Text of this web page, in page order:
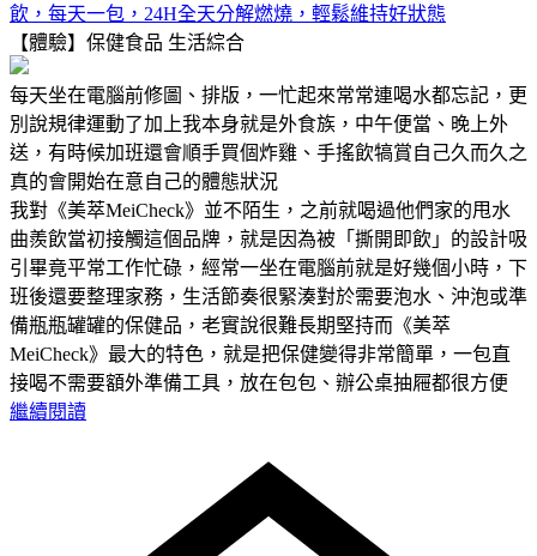
飲，每天一包，24H全天分解燃燒，輕鬆維持好狀態
【體驗】保健食品 生活綜合
每天坐在電腦前修圖、排版，一忙起來常常連喝水都忘記，更
別說規律運動了加上我本身就是外食族，中午便當、晚上外
送，有時候加班還會順手買個炸雞、手搖飲犒賞自己久而久之
真的會開始在意自己的體態狀況
我對《美萃MeiCheck》並不陌生，之前就喝過他們家的甩水
曲羨飲當初接觸這個品牌，就是因為被「撕開即飲」的設計吸
引畢竟平常工作忙碌，經常一坐在電腦前就是好幾個小時，下
班後還要整理家務，生活節奏很緊湊對於需要泡水、沖泡或準
備瓶瓶罐罐的保健品，老實說很難長期堅持而《美萃
MeiCheck》最大的特色，就是把保健變得非常簡單，一包直
接喝不需要額外準備工具，放在包包、辦公桌抽屜都很方便
繼續閱讀